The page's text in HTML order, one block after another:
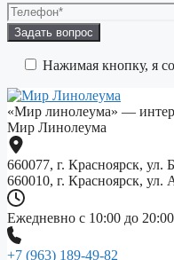
Оставьте
это
поле Нажимая кнопку, я
«Мир линолеума» —
Мир Линолеума
660077, г. Красноярск, ул.
660010, г. Красноярск, ул.
Ежедневно с 10:00 до 20:00
+7 (963) 189-49-82